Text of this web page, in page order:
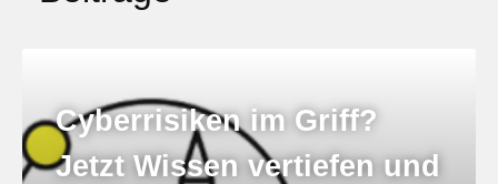
Cyberrisiken im Griff?
Jetzt Wissen vertiefen und